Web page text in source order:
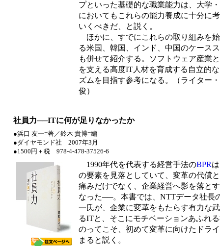
プといった基礎的な職業能力は、大学
においてもこれらの能力養成に十分に
いくべきだ、と説く。
ほかに、すでにこれらの取り組みを
る米国、韓国、インド、中国のケース
も併せて紹介する。ソフトウェア産業
を支える高度IT人材を育成する自立的
ズムを目指す参考になる。（ライター
俊）
社員力──ITに何が足りなかったか
●浜口 友一=著／鈴木 貴博=編
●ダイヤモンド社 2007年3月
●1500円＋税 978-4-478-37526-6
1990年代を代表する経営手法のBPR
の要素を見落としていて、変革の代償
痛みだけでなく、企業経営へ影を落と
なった──。本書では、NTTデータ社長
一氏が、企業に変革をもたらす有力な
るITと、そこにモチベーションあふれ
のってこそ、初めて変革に向けたドラ
まると説く。